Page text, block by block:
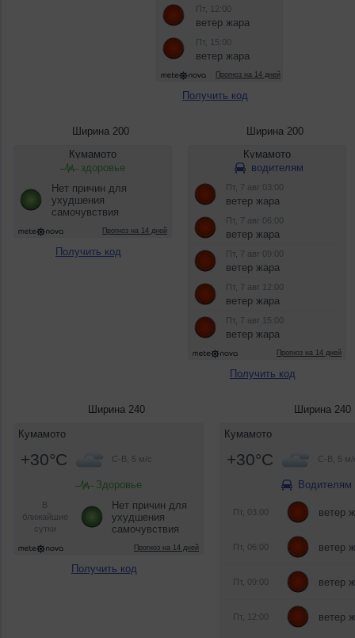
Получить код
Ширина 200
Получить код
Ширина 200
Получить код
Ширина 240
Получить код
Ширина 240